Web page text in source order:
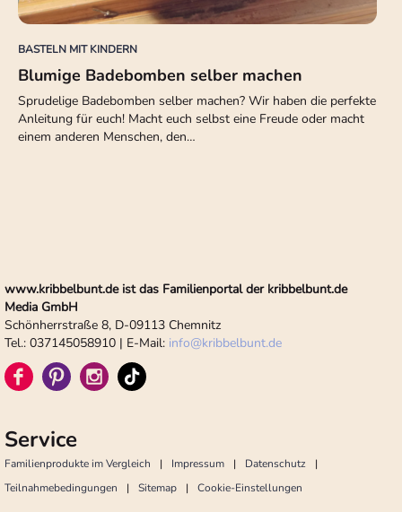
BASTELN MIT KINDERN
Blumige Badebomben selber machen
Sprudelige Badebomben selber machen? Wir haben die perfekte
Anleitung für euch! Macht euch selbst eine Freude oder macht
einem anderen Menschen, den…
www.kribbelbunt.de ist das Familienportal der kribbelbunt.de
Media GmbH
Schönherrstraße 8, D-09113 Chemnitz
Tel.: 037145058910 | E-Mail: info@kribbelbunt.de
Service
Familienprodukte im Vergleich Impressum
Datenschutz
Teilnahmebedingungen
Sitemap Cookie-Einstellungen